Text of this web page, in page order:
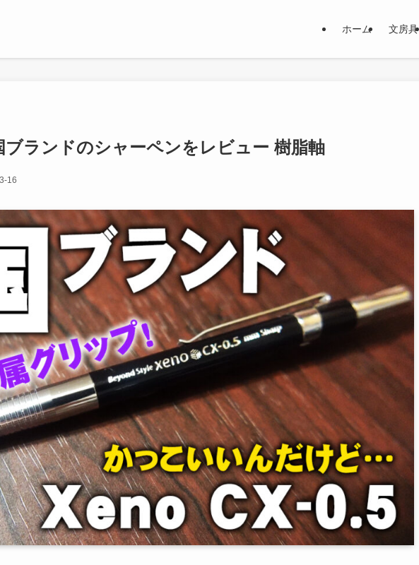
ホーム 文房具
ブランドのシャーペンをレビュー 樹脂軸
16